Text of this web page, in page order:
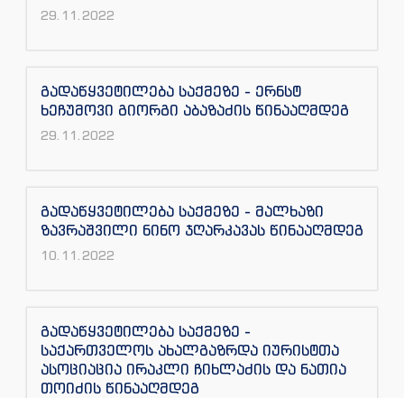
29.11.2022
გადაწყვეტილება საქმეზე - ერნსტ
ხეჩუმოვი გიორგი აბაზაძის წინააღმდეგ
29.11.2022
გადაწყვეტილება საქმეზე - მალხაზი
ზავრაშვილი ნინო ჯღარკავას წინააღმდეგ
10.11.2022
გადაწყვეტილება საქმეზე -
საქართველოს ახალგაზრდა იურისტთა
ასოციაცია ირაკლი ჩიხლაძის და ნათია
თოიძის წინააღმდეგ